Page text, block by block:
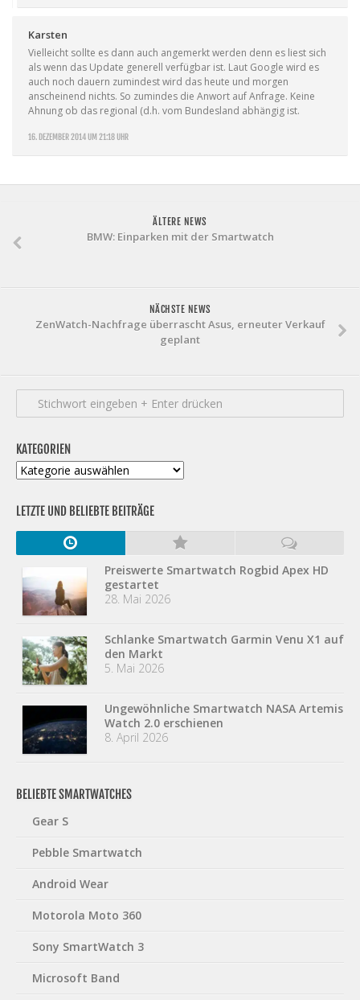
Karsten
16. DEZEMBER 2014 UM 21:18 UHR
Vielleicht sollte es dann auch angemerkt werden denn es liest sich
als wenn das Update generell verfügbar ist. Laut Google wird es
auch noch dauern zumindest wird das heute und morgen
anscheinend nichts. So zumindes die Anwort auf Anfrage. Keine
Ahnung ob das regional (d.h. vom Bundesland abhängig ist.
ÄLTERE NEWS
BMW: Einparken mit der Smartwatch
NÄCHSTE NEWS
ZenWatch-Nachfrage überrascht Asus, erneuter Verkauf
geplant
KATEGORIEN
Kategorien
LETZTE UND BELIEBTE BEITRÄGE
Preiswerte Smartwatch Rogbid Apex HD
gestartet
28. Mai 2026
Schlanke Smartwatch Garmin Venu X1 auf
den Markt
5. Mai 2026
Ungewöhnliche Smartwatch NASA Artemis
Watch 2.0 erschienen
8. April 2026
BELIEBTE SMARTWATCHES
Gear S
Pebble Smartwatch
Android Wear
Motorola Moto 360
Sony SmartWatch 3
Microsoft Band